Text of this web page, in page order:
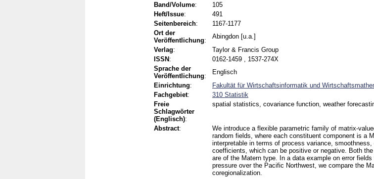
Band/Volume:
105
Heft/Issue:
491
Seitenbereich:
1167-1177
Ort der
Veröffentlichung:
Abingdon [u.a.]
Verlag:
Taylor & Francis Group
ISSN :
0162-1459 , 1537-274X
Sprache der
Veröffentlichung:
Englisch
Einrichtung:
Fakultät für Wirtschaftsinformatik und
Fachgebiet:
310 Statistik
Freie
Schlagwörter
(Englisch):
spatial statistics, covariance function, weather
Abstract:
We introduce a flexible parametric family of matrix-
random fields, where each constituent component is a
interpretable in terms of process variance,
coefficients, which can be positive or negative. Both
are of the Matern type. In a data example on error
pressure over the Pacific Northwest, we compare the
coregionalization.